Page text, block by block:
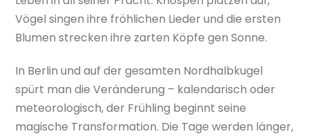
Vögel singen ihre fröhlichen Lieder und die ersten
Blumen strecken ihre zarten Köpfe gen Sonne.
In Berlin und auf der gesamten Nordhalbkugel
spürt man die Veränderung – kalendarisch oder
meteorologisch, der Frühling beginnt seine
magische Transformation. Die Tage werden länger,